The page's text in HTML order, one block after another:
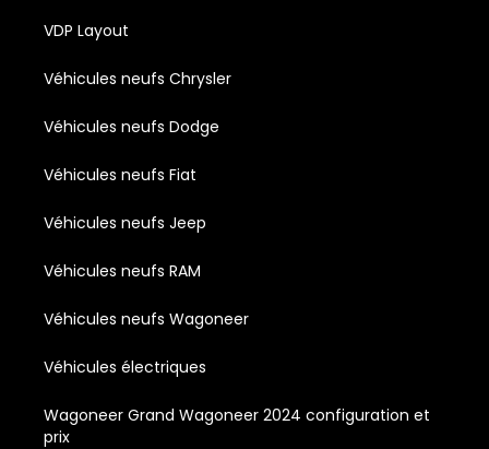
VDP Layout
Véhicules neufs Chrysler
Véhicules neufs Dodge
Véhicules neufs Fiat
Véhicules neufs Jeep
Véhicules neufs RAM
Véhicules neufs Wagoneer
Véhicules électriques
Wagoneer Grand Wagoneer 2024 configuration et
prix